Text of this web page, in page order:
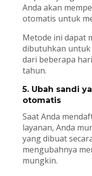
Anda akan
otomatis untuk
Metode ini dapat
dibutuhkan untuk
dari beberapa
tahun.
5. Ubah sandi
otomatis
Saat Anda
layanan, Anda
yang dibuat
mengubahnya
mungkin.